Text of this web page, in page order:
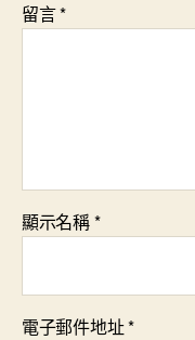
留言*
顯示名稱*
電子郵件地址*